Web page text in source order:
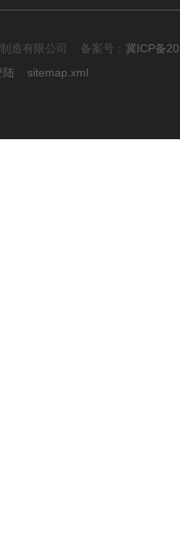
造有限公司 备案号： 冀ICP备
陆 sitemap.xml